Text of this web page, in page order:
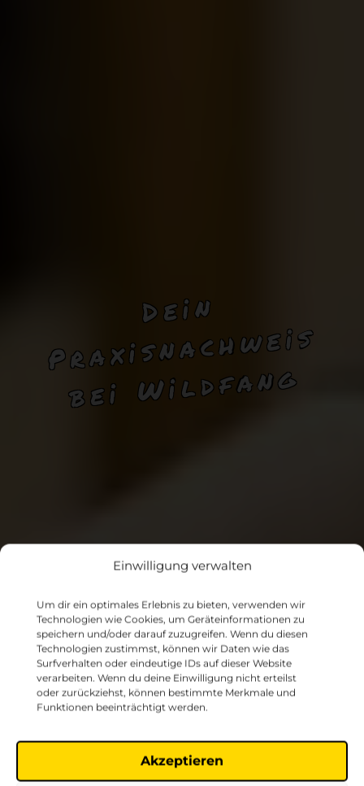
Einwilligung verwalten
Um dir ein optimales Erlebnis zu bieten, verwenden wir
Technologien wie Cookies, um Geräteinformationen zu
speichern und/oder darauf zuzugreifen. Wenn du diesen
Technologien zustimmst, können wir Daten wie das
Surfverhalten oder eindeutige IDs auf dieser Website
verarbeiten. Wenn du deine Einwilligung nicht erteilst
oder zurückziehst, können bestimmte Merkmale und
Funktionen beeinträchtigt werden.
Akzeptieren
D
ei
n
P
r
a
xis
n
a
c
h
w
eis
b
ei
Wi
l
df
a
n
g